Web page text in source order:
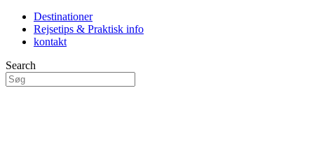
Destinationer
Rejsetips & Praktisk info
kontakt
Search